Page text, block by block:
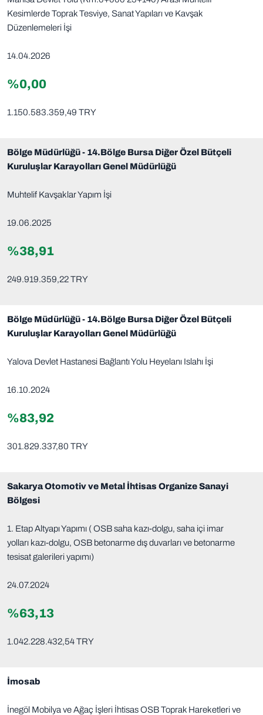
Kesimlerde Toprak Tesviye, Sanat Yapıları ve Kavşak
Düzenlemeleri İşi
14.04.2026
%0,00
1.150.583.359,49 TRY
Bölge Müdürlüğü - 14.Bölge Bursa Diğer Özel Bütçeli
Kuruluşlar Karayolları Genel Müdürlüğü
Muhtelif Kavşaklar Yapım İşi
19.06.2025
%38,91
249.919.359,22 TRY
Bölge Müdürlüğü - 14.Bölge Bursa Diğer Özel Bütçeli
Kuruluşlar Karayolları Genel Müdürlüğü
Yalova Devlet Hastanesi Bağlantı Yolu Heyelanı Islahı İşi
16.10.2024
%83,92
301.829.337,80 TRY
Sakarya Otomotiv ve Metal İhtisas Organize Sanayi
Bölgesi
1. Etap Altyapı Yapımı ( OSB saha kazı-dolgu, saha içi imar
yolları kazı-dolgu, OSB betonarme dış duvarları ve betonarme
tesisat galerileri yapımı)
24.07.2024
%63,13
1.042.228.432,54 TRY
İmosab
İnegöl Mobilya ve Ağaç İşleri İhtisas OSB Toprak Hareketleri ve